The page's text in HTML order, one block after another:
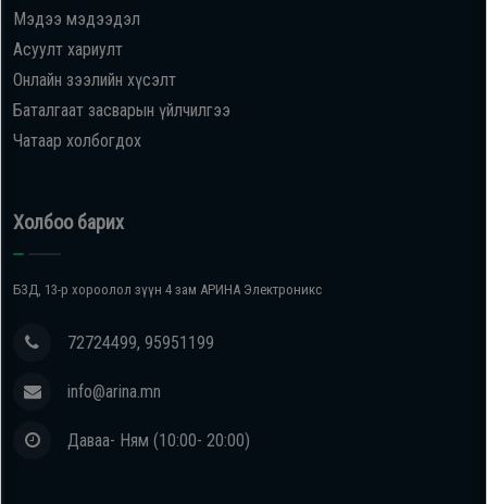
Мэдээ мэдээдэл
Асуулт хариулт
Онлайн зээлийн хүсэлт
Баталгаат засварын үйлчилгээ
Чатаар холбогдох
Холбоо барих
БЗД, 13-р хороолол зүүн 4 зам АРИНА Электроникс
72724499, 95951199
info@arina.mn
Даваа- Ням (10:00- 20:00)